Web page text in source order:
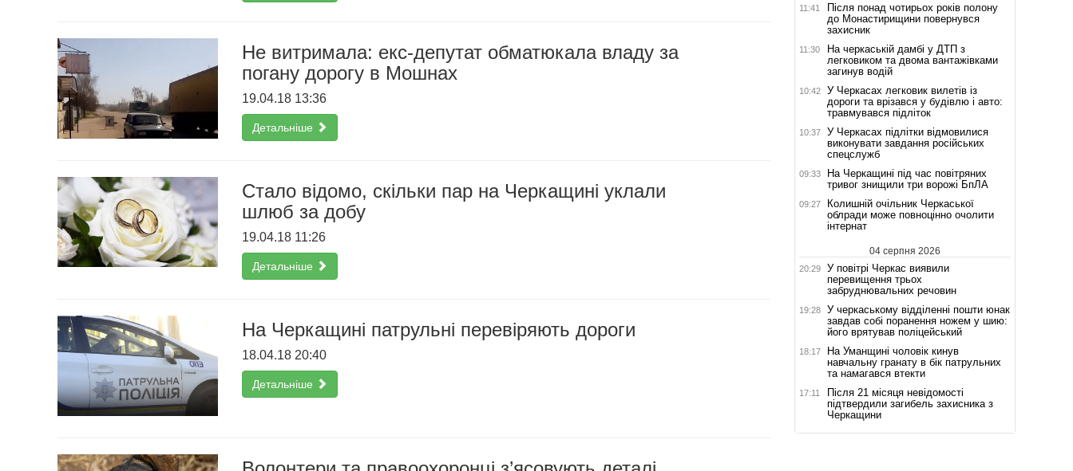
Не витримала: екс-депутат обматюкала владу за
погану дорогу в Мошнах
19.04.18 13:36
Детальніше
Стало відомо, скільки пар на Черкащині уклали
шлюб за добу
19.04.18 11:26
Детальніше
На Черкащині патрульні перевіряють дороги
18.04.18 20:40
Детальніше
11:41
Після понад чотирьох років полону
до Монастирищини повернувся
захисник
11:30
На черкаській дамбі у ДТП з
легковиком та двома вантажівками
загинув водій
10:42
У Черкасах легковик вилетів із
дороги та врізався у будівлю і авто:
травмувався підліток
10:37
У Черкасах підлітки відмовилися
виконувати завдання російських
спецслужб
09:33
На Черкащині під час повітряних
тривог знищили три ворожі БпЛА
09:27
Колишній очільник Черкаської
облради може повноцінно очолити
інтернат
04 серпня 2026
20:29
У повітрі Черкас виявили
перевищення трьох
забруднювальних речовин
19:28
У черкаському відділенні пошти юнак
завдав собі поранення ножем у шию:
його врятував поліцейський
18:17
На Уманщині чоловік кинув
навчальну гранату в бік патрульних
та намагався втекти
17:11
Після 21 місяця невідомості
підтвердили загибель захисника з
Черкащини